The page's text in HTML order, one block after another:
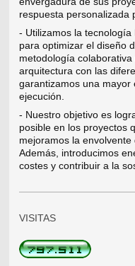
respuesta personalizada
- Utilizamos la
para optimizar el diseño
metodología
arquitectura con las
garantizamos una mayor
ejecución.
- Nuestro objetivo es
posible en los proyectos
mejoramos la envolvente
Además, introducimos
costes y contribuir a la
VISITAS